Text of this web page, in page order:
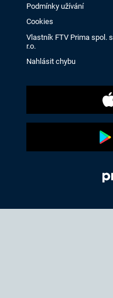
Podmínky užívání
Cookies
Vlastník FTV Prima spol. s
r.o.
Nahlásit chybu